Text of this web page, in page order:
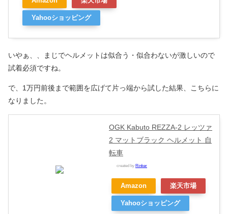
Yahooショッピング
いやぁ、、まじでヘルメットは似合う・似合わないが激しいので
試着必須ですね。
で、1万円前後まで範囲を広げて片っ端から試した結果、こちらに
なりました。
OGK Kabuto REZZA-2 レッツァ
2 マットブラック ヘルメット 自
転車
created by Rinker
Amazon 楽天市場
Yahooショッピング